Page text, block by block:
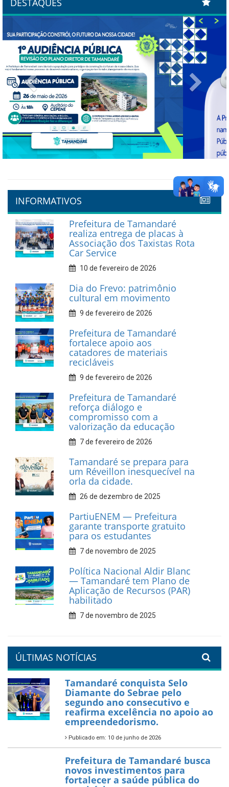
DESTAQUES
Previous Next
INFORMATIVOS
Prefeitura de Tamandaré
realiza entrega de placas à
Associação dos Taxistas Rota
Car Service
10 de fevereiro de 2026
Dia do Frevo: patrimônio
cultural em movimento
9 de fevereiro de 2026
Prefeitura de Tamandaré
fortalece apoio aos
catadores de materiais
recicláveis
9 de fevereiro de 2026
Prefeitura de Tamandaré
reforça diálogo e
compromisso com a
valorização da educação
7 de fevereiro de 2026
orla da cidade.
PartiuENEM — Prefeitura
garante transporte gratuito
para os estudantes
7 de novembro de 2025
Política Nacional Aldir Blanc
— Tamandaré tem Plano de
Aplicação de Recursos (PAR)
habilitado
7 de novembro de 2025